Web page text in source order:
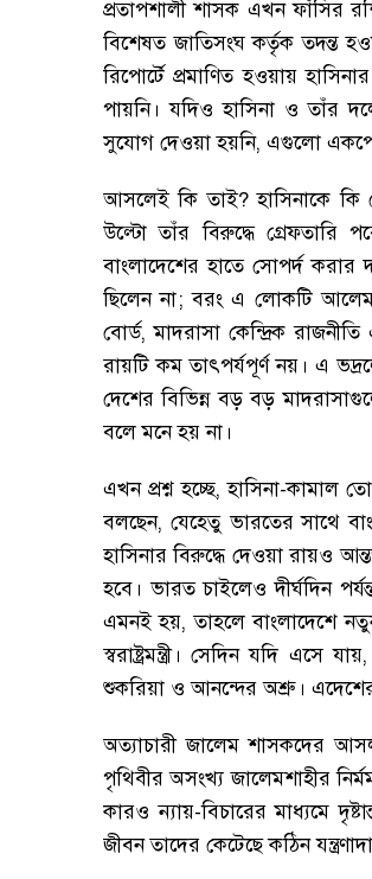
প্রতাপশালী শাসক এখন ফাঁসির রশির
বিশেষত জাতিসংঘ কর্তৃক তদন্ত
রিপোর্টে প্রমাণিত হওয়ায়
পায়নি। যদিও হাসিনা ও তাঁর
সুযোগ দেওয়া হয়নি, এগুলো
আসলেই কি তাই?হাসিনাকে
উল্টো তাঁর বিরুদ্ধে গ্রেফতারি
বাংলাদেশের হাতে সোপর্দ করার
ছিলেন না;বরং এ লোকটি
বোর্ড,মাদরাসা কেন্দ্রিক
রায়টি কম তাৎপর্যপূর্ণ নয় । এ
দেশের বিভিন্ন বড় বড়
বলে মনে হয় না ।
এখন প্রশ্ন হচ্ছে,হাসিনা-কামাল
বলছেন, যেহেতু ভারতের সাথে
হাসিনার বিরুদ্ধে দেওয়া রায়ও
হবে । ভারত চাইলেও দীর্ঘদিন
এমনই হয়,তাহলে বাংলাদেশে
স্বরাষ্ট্রমন্ত্রী। সেদিন যদি এসে যায়
শুকরিয়া ও আনন্দের অশ্রু ।
অত্যাচারী জালেম শাসকদের
পৃথিবীর অসংখ্য জালেমশাহীর
কারও ন্যায়-বিচারের মাধ্যমে
জীবন তাদের কেটেছে কঠিন